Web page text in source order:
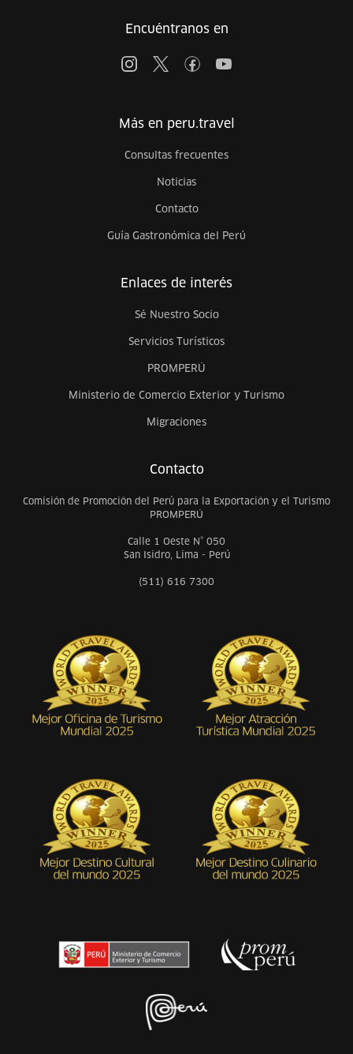
Encuéntranos en
Más en peru.travel
Consultas frecuentes
Noticias
Contacto
Guía Gastronómica del Perú
Enlaces de interés
Sé Nuestro Socio
Servicios Turísticos
PROMPERÚ
Ministerio de Comercio Exterior y Turismo
Migraciones
Contacto
Comisión de Promoción del Perú para la Exportación y el Turismo
PROMPERÚ
Calle 1 Oeste N° 050
San Isidro, Lima - Perú
(511) 616 7300